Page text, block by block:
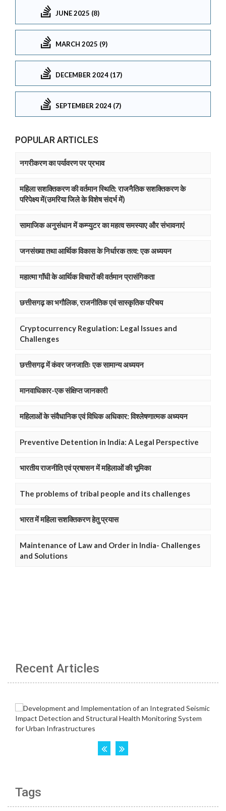
JUNE 2025 (8)
MARCH 2025 (9)
DECEMBER 2024 (17)
SEPTEMBER 2024 (7)
POPULAR ARTICLES
नगरीकरण का पर्यावरण पर प्रभाव
महिला सशक्तिकरण की वर्तमान स्थिति: राजनैतिक सशक्तिकरण के
परिपेक्ष्य में(उमरिया जिले के विशेष संदर्भ में)
सामाजिक अनुसंधान में कम्प्युटर का महत्व समस्याए और संभावनाएं
जनसंख्या तथा आर्थिक विकास के निर्धारक तत्व: एक अध्ययन
महात्मा गाॅंधी के आर्थिक विचारों की वर्तमान प्रासंगिकता
छत्तीसगढ़ का भगौलिक, राजनीतिक एवं सास्कृतिक परिचय
Cryptocurrency Regulation: Legal Issues and
Challenges
छत्तीसगढ़ में कंवर जनजातिः एक सामान्य अध्ययन
मानवाधिकार-एक संक्षिप्त जानकारी
महिलाओं के संवैधानिक एवं विधिक अधिकार: विश्लेषणात्मक अध्ययन
Preventive Detention in India: A Legal Perspective
भारतीय राजनीति एवं प्रषासन में महिलाओं की भूमिका
The problems of tribal people and its challenges
भारत में महिला सशक्तिकरण हेतु प्रयास
Maintenance of Law and Order in India- Challenges
and Solutions
Recent Articles
Tags